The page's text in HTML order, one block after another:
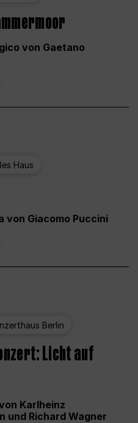
von Gaetano
Haus
von Giacomo Puccini
Berlin
Licht auf
Karlheinz
und Richard Wagner